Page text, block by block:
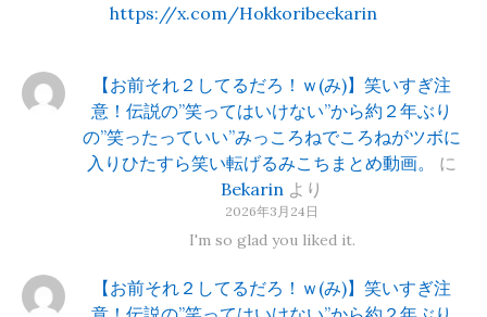
https://x.com/Hokkoribeekarin
【お前それ２してるだろ！ｗ(み)】笑いすぎ注
意！伝説の”笑ってはいけない”から約２年ぶり
の”笑ったっていい”みっころねでころねがツボに
入りひたすら笑い転げるみこちまとめ動画。
に
Bekarin より
2026年3月24日
I'm so glad you liked it.
【お前それ２してるだろ！ｗ(み)】笑いすぎ注